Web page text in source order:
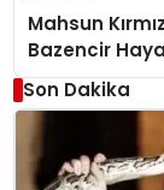
Mahsun
Bazencir
Son Dakika